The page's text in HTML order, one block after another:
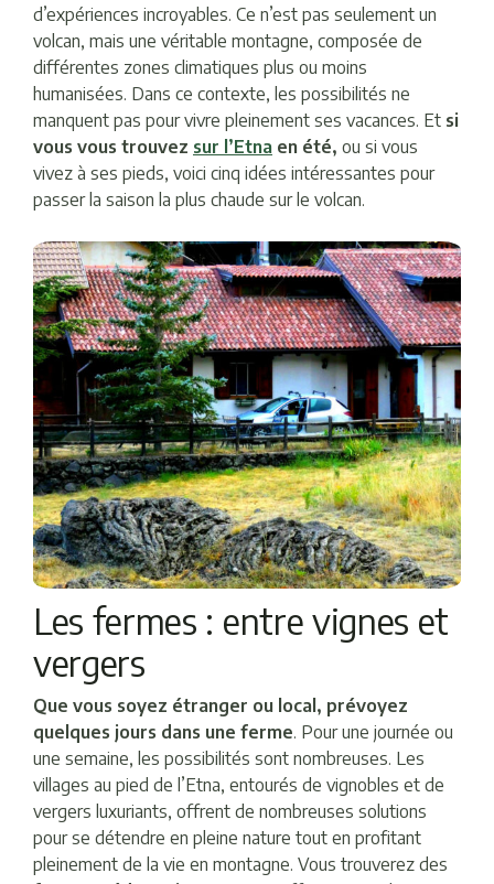
d’expériences incroyables. Ce n’est pas seulement un
volcan, mais une véritable montagne, composée de
différentes zones climatiques plus ou moins
humanisées. Dans ce contexte, les possibilités ne
manquent pas pour vivre pleinement ses vacances. Et si
vous vous trouvez sur l’Etna en été, ou si vous
vivez à ses pieds, voici cinq idées intéressantes pour
passer la saison la plus chaude sur le volcan.
Les fermes : entre vignes et
vergers
Que vous soyez étranger ou local, prévoyez
quelques jours dans une ferme. Pour une journée ou
une semaine, les possibilités sont nombreuses. Les
villages au pied de l’Etna, entourés de vignobles et de
vergers luxuriants, offrent de nombreuses solutions
pour se détendre en pleine nature tout en profitant
pleinement de la vie en montagne. Vous trouverez des